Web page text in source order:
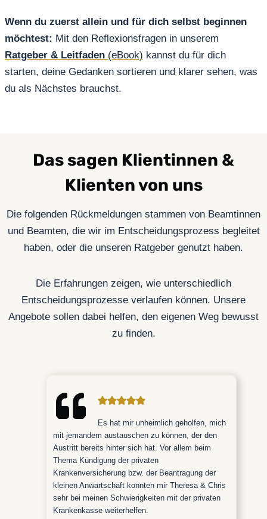
Wenn du zuerst allein und für dich selbst beginnen
möchtest: Mit den Reflexionsfragen in unserem
Ratgeber & Leitfaden (eBook) kannst du für dich
starten, deine Gedanken sortieren und klarer sehen, was
du als Nächstes brauchst.
Das sagen Klientinnen &
Klienten von uns
Die folgenden Rückmeldungen stammen von Beamtinnen
und Beamten, die wir im Entscheidungsprozess begleitet
haben, oder die unseren Ratgeber genutzt haben.
Die Erfahrungen zeigen, wie unterschiedlich
Entscheidungsprozesse verlaufen können. Unsere
Angebote sollen dabei helfen, den eigenen Weg bewusst
zu finden.
Es hat mir unheimlich geholfen, mich
mit jemandem austauschen zu können, der den
Austritt bereits hinter sich hat. Vor allem beim
Thema Kündigung der privaten
Krankenversicherung bzw. der Beantragung der
kleinen Anwartschaft konnten mir Theresa & Chris
sehr bei meinen Schwierigkeiten mit der privaten
Krankenkasse weiterhelfen.